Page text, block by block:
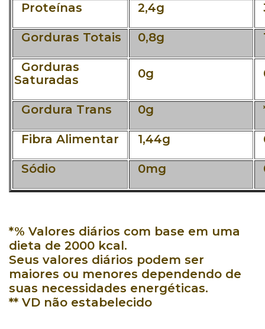
Proteínas 2,4g
Gorduras Totais 0,8g
Gorduras
Saturadas
0g
Gordura Trans 0g
Fibra Alimentar 1,44g
Sódio 0mg
*% Valores diários com base em uma
dieta de 2000 kcal.
Seus valores diários podem ser
maiores ou menores dependendo de
suas necessidades energéticas.
** VD não estabelecido